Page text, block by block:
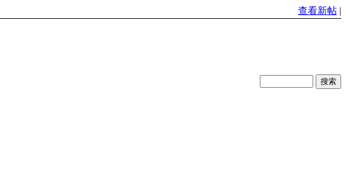
查看新帖 |